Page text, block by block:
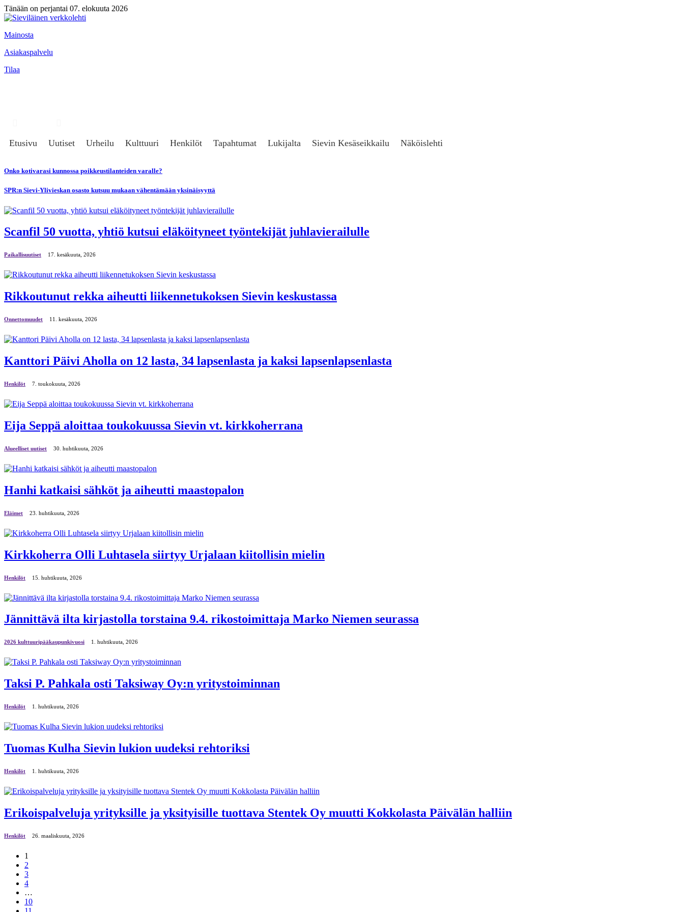
Tänään on perjantai 07. elokuuta 2026
Mainosta
Asiakaspalvelu
Tilaa
Etusivu Uutiset Urheilu Kulttuuri Henkilöt Tapahtumat Lukijalta Sievin Kesäseikkailu Näköislehti
Onko kotivarasi kunnossa poikkeustilanteiden varalle?
SPR:n Sievi-Ylivieskan osasto kutsuu mukaan vähentämään yksinäisyyttä
Scanfil 50 vuotta, yhtiö kutsui eläköityneet työntekijät juhlavierailulle
Paikallisuutiset 17. kesäkuuta, 2026
Rikkoutunut rekka aiheutti liikennetukoksen Sievin keskustassa
Onnettomuudet 11. kesäkuuta, 2026
Kanttori Päivi Aholla on 12 lasta, 34 lapsenlasta ja kaksi lapsenlapsenlasta
Henkilöt 7. toukokuuta, 2026
Eija Seppä aloittaa toukokuussa Sievin vt. kirkkoherrana
Alueelliset uutiset 30. huhtikuuta, 2026
Hanhi katkaisi sähköt ja aiheutti maastopalon
Eläimet 23. huhtikuuta, 2026
Kirkkoherra Olli Luhtasela siirtyy Urjalaan kiitollisin mielin
Henkilöt 15. huhtikuuta, 2026
Jännittävä ilta kirjastolla torstaina 9.4. rikostoimittaja Marko Niemen seurassa
2026 kulttuuripääkaupunkivuosi 1. huhtikuuta, 2026
Taksi P. Pahkala osti Taksiway Oy:n yritystoiminnan
Henkilöt 1. huhtikuuta, 2026
Tuomas Kulha Sievin lukion uudeksi rehtoriksi
Henkilöt 1. huhtikuuta, 2026
Erikoispalveluja yrityksille ja yksityisille tuottava Stentek Oy muutti Kokkolasta Päivälän halliin
Henkilöt 26. maaliskuuta, 2026
1
2
3
4
…
10